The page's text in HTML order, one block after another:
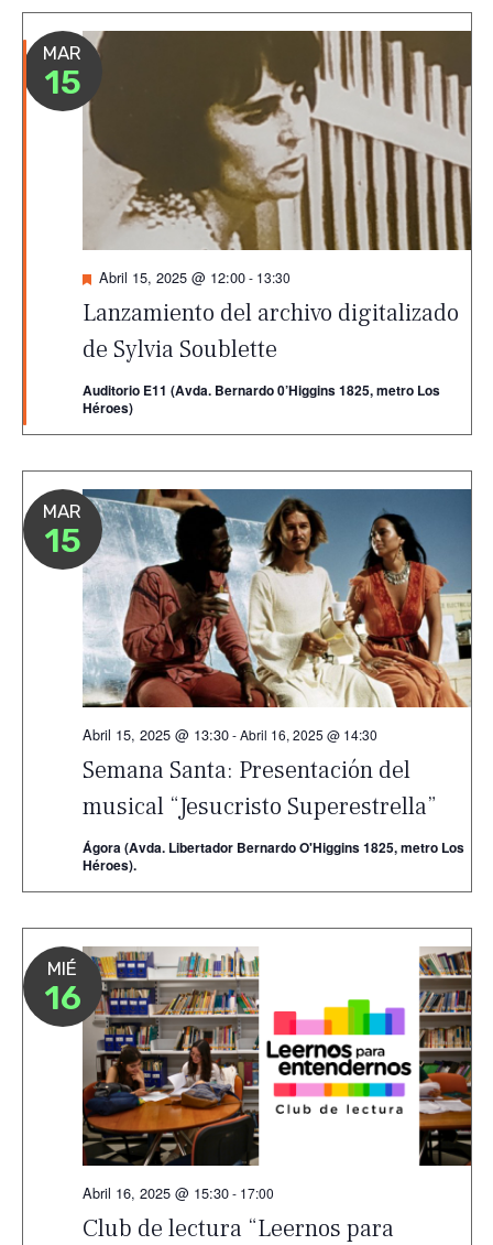
MAR
15
Lanzamiento del archivo digitalizado
de Sylvia Soublette
Destacado
Abril 15, 2025 @ 12:00- 13:30
Auditorio E11 (Avda. Bernardo 0’Higgins 1825, metro Los
Héroes)
MAR
15
Semana Santa: Presentación del
musical “Jesucristo Superestrella”
Abril 15, 2025 @ 13:30-Abril 16, 2025 @ 14:30
Ágora (Avda. Libertador Bernardo O'Higgins 1825, metro Los
Héroes).
MIÉ
16
Club de lectura “Leernos para
Abril 16, 2025 @ 15:30- 17:00